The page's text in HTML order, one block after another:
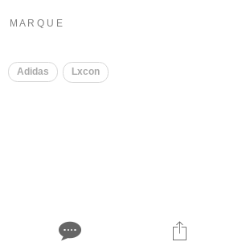
M A R Q U E
Adidas Lxcon